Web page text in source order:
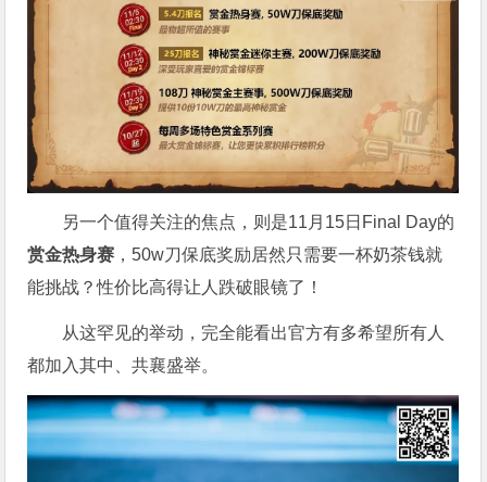
另一个值得关注的焦点，则是11月15日Final Day的
赏金热身赛 ，50w刀保底奖励居然只需要一杯奶茶钱就
能挑战？性价比高得让人跌破眼镜了！
从这罕见的举动，完全能看出官方有多希望所有人
都加入其中、共襄盛举。